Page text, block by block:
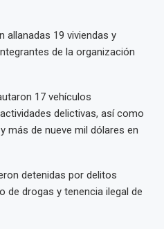
allanadas 19 viviendas y
de la organización
17 vehículos
delictivas, así como
más de nueve mil dólares en
detenidas por delitos
drogas y tenencia ilegal de